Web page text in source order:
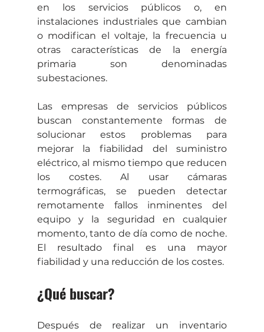
en los servicios públicos o, en
instalaciones industriales que cambian
o modifican el voltaje, la frecuencia u
otras características de la energía
primaria son denominadas
subestaciones.
Las empresas de servicios públicos
buscan constantemente formas de
solucionar estos problemas para
mejorar la fiabilidad del suministro
eléctrico, al mismo tiempo que reducen
los costes. Al usar cámaras
termográficas, se pueden detectar
remotamente fallos inminentes del
equipo y la seguridad en cualquier
momento, tanto de día como de noche.
El resultado final es una mayor
fiabilidad y una reducción de los costes.
¿Qué buscar?
Después de realizar un inventario